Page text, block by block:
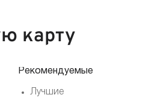
карту
Рекомендуемые
Лучшие